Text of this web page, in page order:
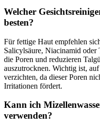
Welcher
besten?
Für fettige Haut empfehlen
Salicylsäure, Niacinamid
die Poren und reduzieren
auszutrocknen. Wichtig ist,
verzichten, da dieser Poren
Irritationen fördert.
Kann ich
verwenden?